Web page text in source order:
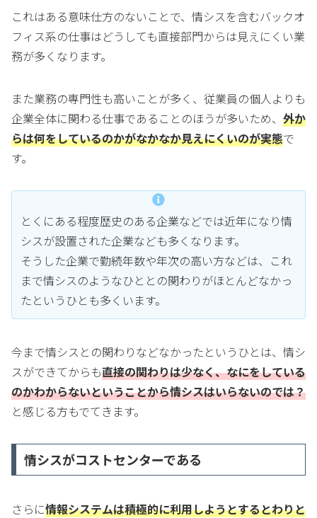
これはある意味仕方のないことで、情シスを含むバックオ
フィス系の仕事はどうしても直接部門からは見えにくい業
務が多くなります。
また業務の専門性も高いことが多く、従業員の個人よりも
企業全体に関わる仕事であることのほうが多いため、 外か
らは何をしているのかがなかなか見えにくいのが実態で
す。
とくにある程度歴史のある企業などでは近年になり情
シスが設置された企業なども多くなります。
そうした企業で勤続年数や年次の高い方などは、これ
まで情シスのようなひととの関わりがほとんどなかっ
たというひとも多くいます。
今まで情シスとの関わりなどなかったというひとは、情シ
スができてからも直接の関わりは少なく、なにをしている
のかわからないということから情シスはいらないのでは？
と感じる方もでてきます。
情シスがコストセンターである
さらに情報システムは積極的に利用しようとするとわりと